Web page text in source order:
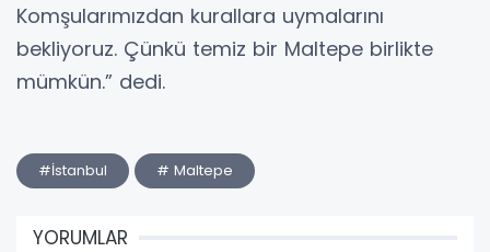
Komşularımızdan kurallara uymalarını
bekliyoruz. Çünkü temiz bir Maltepe birlikte
mümkün.” dedi.
#İstanbul # Maltepe
YORUMLAR